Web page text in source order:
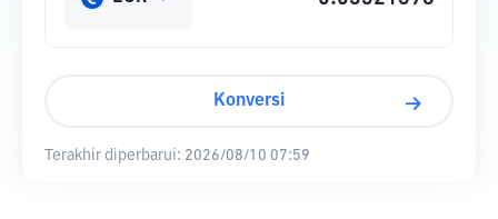
Konversi
Terakhir diperbarui: 2026/08/10 07:59